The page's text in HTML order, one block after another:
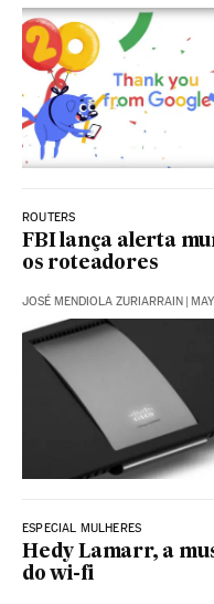
ROUTERS
FBI lança alerta
os roteadores
JOSÉ MENDIOLA ZURIARRAIN
ESPECIAL MULHERES
Hedy Lamarr, a
do wi-fi